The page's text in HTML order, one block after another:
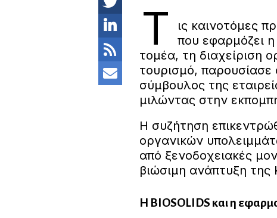
Τ
ις καινοτόμες
που εφαρμόζει
τομέα, τη διαχείριση
τουρισμό, παρουσίασε
σύμβουλος της
μιλώντας στην
Η συζήτηση
οργανικών
από ξενοδοχειακές
βιώσιμη ανάπτυξη της
Η BIOSOLIDS και η